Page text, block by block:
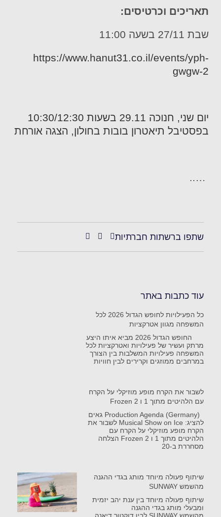
תאריכים וכרטיסים:
שבת 27/11 בשעה 11:00
https://www.hanut31.co.il/events/yph-
gwgw-2
יום שני, חנוכה 29.11 בשעות 10:30/12:30
בפסטיבל תיאטרון בובות בחולון, הצגה אורחת
…..
שתפו ברשתות חברתיות
עוד כתבות באתר
כל הפעילויות לחופש הגדול 2026 לכל
המשפחה מגוון אטרקציות
החופש הגדול 2026 מביא איתו היצע
מרתק ועשיר של פעילויות ואטרקציות לכל
המשפחה פעילויות המשלבות בין הצורך
במרחבים ממוזגים וקרירים לבין חוויות
לשבור את הקרח מופע מוזיקלי על הקרח
עם הלהיטים מתוך 1 ו Frozen 2
Production Agenda (Germany) גאים
להציג: Musical Show on Ice לשבור את
הקרח מופע מוזיקלי על הקרח עם
הלהיטים מתוך 1 ו Frozen 2 הצלחה
מסחררת ב-20
שיתוף פעולה מיוחד מותג בגדי ההגנה
מהשמש SUNWAY
שיתוף פעולה מיוחד בין ענת יהב יזמית
ומבעלי מותג בגדי ההגנה
מהשמש SUNWAY לבין דוקטור דיאנה